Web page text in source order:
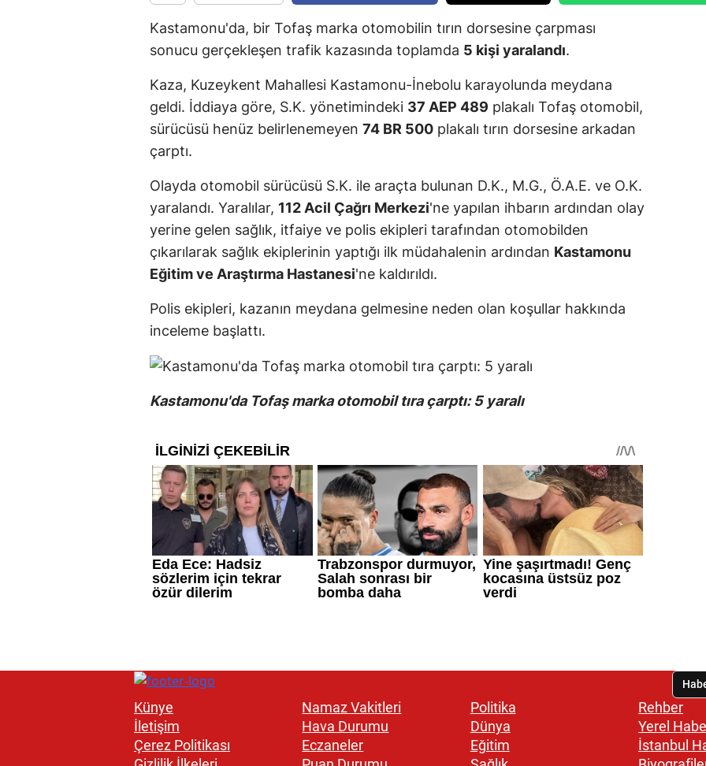
Kastamonu'da, bir Tofaş marka otomobilin tırın dorsesine çarpması
sonucu gerçekleşen trafik kazasında toplamda 5 kişi yaralandı.
Kaza, Kuzeykent Mahallesi Kastamonu-İnebolu karayolunda meydana
geldi. İddiaya göre, S.K. yönetimindeki 37 AEP 489 plakalı Tofaş otomobil,
sürücüsü henüz belirlenemeyen 74 BR 500 plakalı tırın dorsesine arkadan
çarptı.
Olayda otomobil sürücüsü S.K. ile araçta bulunan D.K., M.G., Ö.A.E. ve O.K.
yaralandı. Yaralılar, 112 Acil Çağrı Merkezi'ne yapılan ihbarın ardından olay
yerine gelen sağlık, itfaiye ve polis ekipleri tarafından otomobilden
çıkarılarak sağlık ekiplerinin yaptığı ilk müdahalenin ardından Kastamonu
Eğitim ve Araştırma Hastanesi'ne kaldırıldı.
Polis ekipleri, kazanın meydana gelmesine neden olan koşullar hakkında
inceleme başlattı.
Kastamonu'da Tofaş marka otomobil tıra çarptı: 5 yaralı
Künye
İletişim
Çerez Politikası
Namaz Vakitleri
Hava Durumu
Eczaneler
Politika
Dünya
Eğitim
Rehber
Yerel
İstanbul